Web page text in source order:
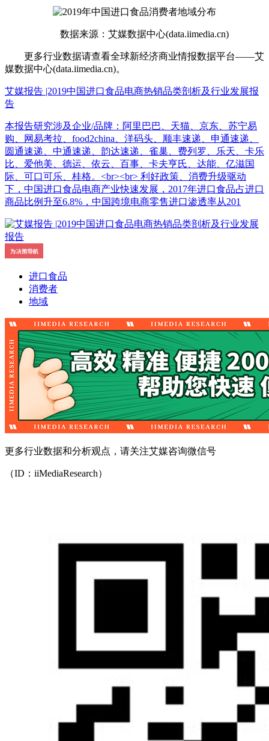
数据来源：艾媒数据中心(data.iimedia.cn)
更多行业数据请查看全球新经济商业情报数据平台——艾
媒数据中心(data.iimedia.cn)。
艾媒报告 |2019中国进口食品电商热销品类剖析及行业发展报
告
本报告研究涉及企业/品牌：阿里巴巴、天猫、京东、苏宁易
购、网易考拉、food2china、洋码头、顺丰速递、申通速递、
圆通速递、中通速递、韵达速递、雀巢、费列罗、乐天、卡乐
比、爱他美、德运、依云、百事、卡夫亨氏、达能、亿滋国
际、可口可乐、桂格。<br><br> 利好政策、消费升级驱动
下，中国进口食品电商产业快速发展，2017年进口食品占进口
商品比例升至6.8%，中国跨境电商零售进口渗透率从201
进口食品
消费者
地域
更多行业数据和分析观点，请关注艾媒咨询微信号
（ID：iiMediaResearch）